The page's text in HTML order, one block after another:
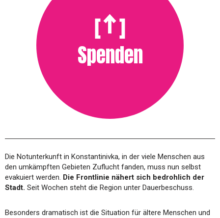
Spenden
Die Notunterkunft in Konstantinivka, in der viele Menschen aus
den umkämpften Gebieten Zuflucht fanden, muss nun selbst
evakuiert werden. Die Frontlinie nähert sich bedrohlich der
Stadt. Seit Wochen steht die Region unter Dauerbeschuss.
Besonders dramatisch ist die Situation für ältere Menschen und